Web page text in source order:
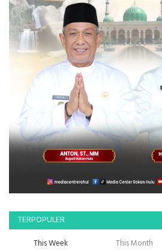
TERPOPULER
This Week This Month